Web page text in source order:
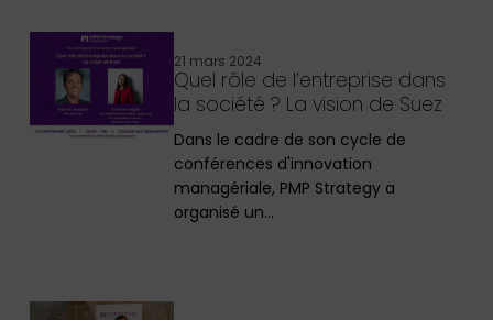
21 mars 2024
Quel rôle de l’entreprise dans
la société ? La vision de Suez
Dans le cadre de son cycle de
conférences d'innovation
managériale, PMP Strategy a
organisé un…